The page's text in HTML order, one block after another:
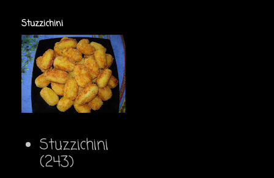
Stuzzichini
Stuzzichini
(243)